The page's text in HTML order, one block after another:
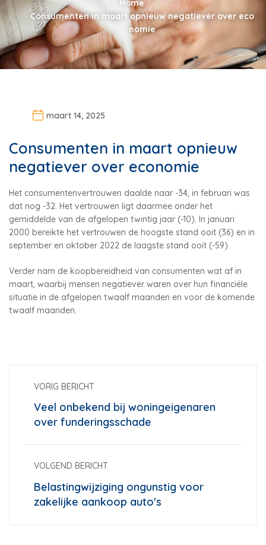
Home
Consumenten in maart opnieuw negatiever over eco
nomie
maart 14, 2025
Consumenten in maart opnieuw
negatiever over economie
Het consumentenvertrouwen daalde naar -34, in februari was
dat nog -32. Het vertrouwen ligt daarmee onder het
gemiddelde van de afgelopen twintig jaar (-10). In januari
2000 bereikte het vertrouwen de hoogste stand ooit (36) en in
september en oktober 2022 de laagste stand ooit (-59).
Verder nam de koopbereidheid van consumenten wat af in
maart, waarbij mensen negatiever waren over hun financiële
situatie in de afgelopen twaalf maanden en voor de komende
twaalf maanden.
VORIG BERICHT
Veel onbekend bij woningeigenaren
over funderingsschade
VOLGEND BERICHT
Belastingwijziging ongunstig voor
zakelijke aankoop auto's